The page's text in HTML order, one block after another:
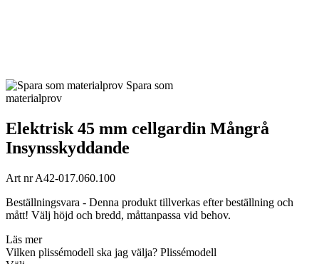
Spara som
materialprov
Elektrisk 45 mm cellgardin Mångrå
Insynsskyddande
Art nrA42-017.060.100
Beställningsvara - Denna produkt tillverkas efter beställning och
mått! Välj höjd och bredd, måttanpassa vid behov.
Läs mer
Vilken plissémodell ska jag välja? Plissémodell